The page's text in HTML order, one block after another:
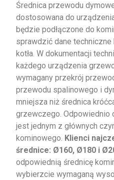
Średnica przewodu
dostosowana do
będzie podłączone do
sprawdzić dane
kotła. W dokumentacji
każdego urządzenia
wymagany przekrój
przewodu spalinowego i
mniejsza niż średnica
grzewczego. Odpowiednio
jest jednym z głównych
kominowego. Klienci
średnice: Ø160, Ø180 i
odpowiednią średnicę
wybierzcie wymaganą